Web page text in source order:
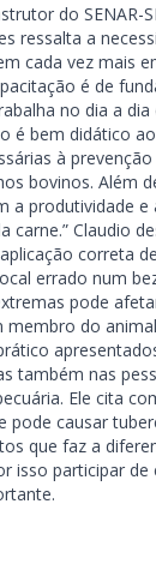
do SENAR-
ressalta a
cada vez mais
é de
no dia a dia
é bem didático
à
bovinos. Além
a produtividade e
carne.” Claudio
correta
errado num
pode
do
também nas
Ele cita
pode causar
que faz a
isso participar de